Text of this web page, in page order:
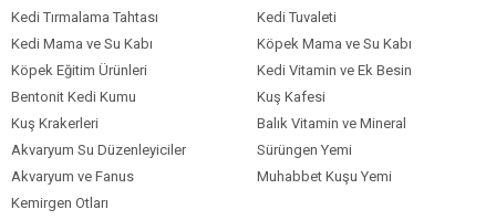
Kedi Tırmalama Tahtası
Kedi Tuvaleti
Kedi Mama ve Su Kabı
Köpek Mama ve Su Kabı
Köpek Eğitim Ürünleri
Kedi Vitamin ve Ek Besin
Bentonit Kedi Kumu
Kuş Kafesi
Kuş Krakerleri
Balık Vitamin ve Mineral
Akvaryum Su Düzenleyiciler
Sürüngen Yemi
Akvaryum ve Fanus
Muhabbet Kuşu Yemi
Kemirgen Otları